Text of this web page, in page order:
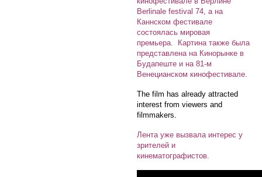
Berlinale festival 74, а на
Каннском фестивале
состоялась мировая
премьера. Картина также была
представлена на Кинорынке в
Будапеште и на 81-м
Венецианском кинофестивале.
The film has already attracted
interest from viewers and
filmmakers.
Лента уже вызвала интерес у
зрителей и
кинематографистов.